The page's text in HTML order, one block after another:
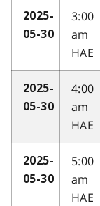
2025-
05-30
3:00
am
HAE
2025-
05-30
4:00
am
HAE
2025-
05-30
5:00
am
HAE